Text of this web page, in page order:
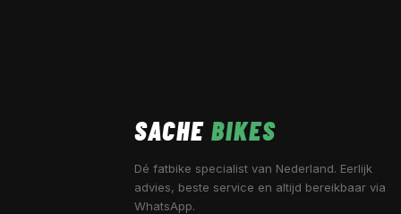
SACHE BIKES
Dé fatbike specialist van Nederland. Eerlijk
advies, beste service en altijd bereikbaar via
WhatsApp.